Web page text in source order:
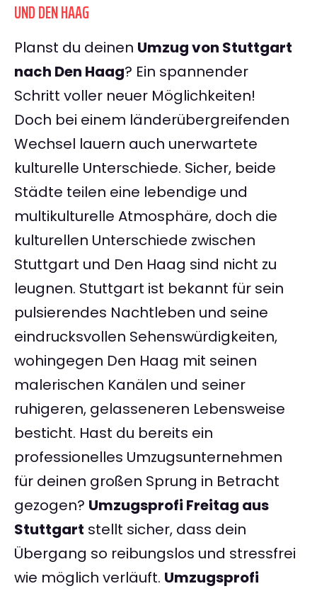
UND DEN HAAG
Planst du deinen Umzug von Stuttgart
nach Den Haag? Ein spannender
Schritt voller neuer Möglichkeiten!
Doch bei einem länderübergreifenden
Wechsel lauern auch unerwartete
kulturelle Unterschiede. Sicher, beide
Städte teilen eine lebendige und
multikulturelle Atmosphäre, doch die
kulturellen Unterschiede zwischen
Stuttgart und Den Haag sind nicht zu
leugnen. Stuttgart ist bekannt für sein
pulsierendes Nachtleben und seine
eindrucksvollen Sehenswürdigkeiten,
wohingegen Den Haag mit seinen
malerischen Kanälen und seiner
ruhigeren, gelasseneren Lebensweise
besticht. Hast du bereits ein
professionelles Umzugsunternehmen
für deinen großen Sprung in Betracht
gezogen? Umzugsprofi Freitag aus
Stuttgart stellt sicher, dass dein
Übergang so reibungslos und stressfrei
wie möglich verläuft. Umzugsprofi